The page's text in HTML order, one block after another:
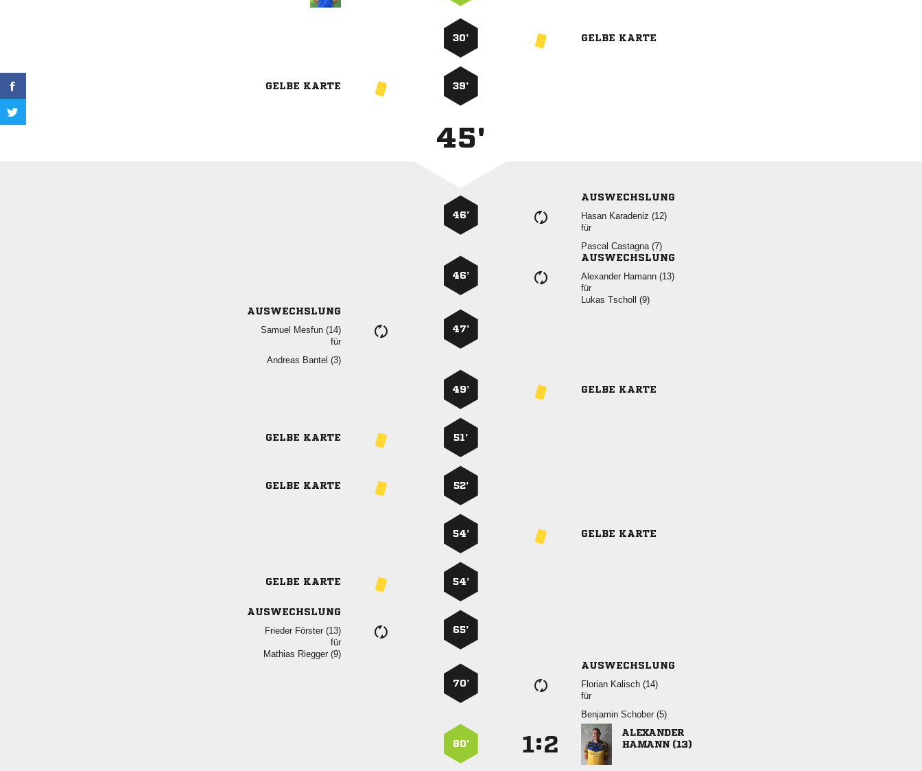
30’ GELBE KARTE
GELBE KARTE 39’
45'
46’
AUSWECHSLUNG
  
für
  
46’
AUSWECHSLUNG
  
für
  
AUSWECHSLUNG
  
für
  
47’
49’ GELBE KARTE
GELBE KARTE 51’
GELBE KARTE 52’
54’ GELBE KARTE
GELBE KARTE 54’
AUSWECHSLUNG
  
für
  
65’
70’
AUSWECHSLUNG
  
für
  
80’ :

 